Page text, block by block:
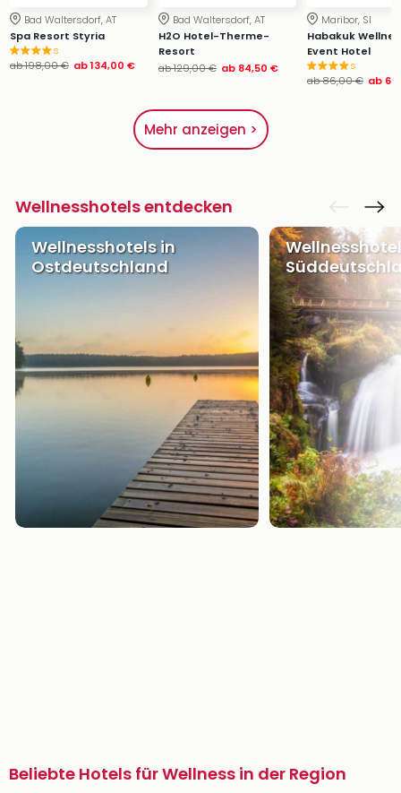
Bad Waltersdorf, AT
Spa Resort Styria
s
ab198,00 € ab134,00 €
Bad Waltersdorf, AT
H2O Hotel-Therme-
Resort
ab129,00 € ab 84,50 €
Maribor, SI
Habakuk
Event Hotel
s
ab86,00 € ab
Mehr anzeigen >
Wellnesshotels entdecken
Wellnesshotels in
Ostdeutschland
Beliebte Hotels für Wellness in der Region